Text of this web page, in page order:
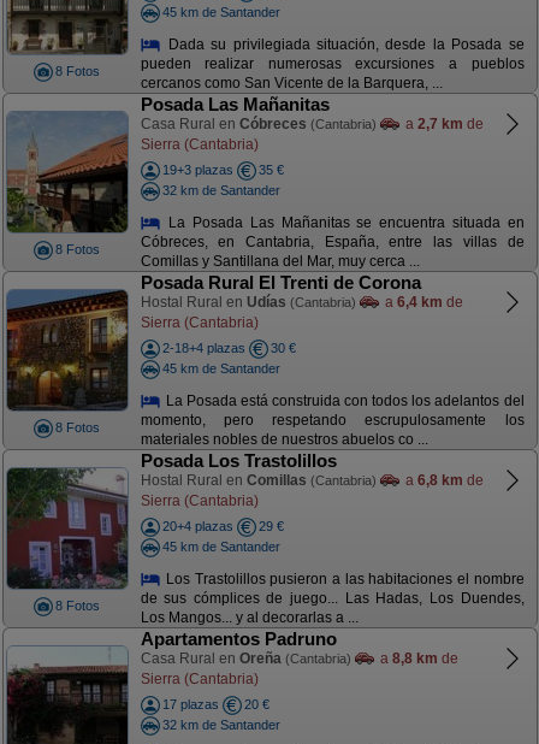
8 Fotos
45 km de Santander
Dada su privilegiada situación, desde la Posada se
pueden realizar numerosas excursiones a pueblos
cercanos como San Vicente de la Barquera, ...
8 Fotos
Posada Las Mañanitas
Casa Rural en Cóbreces (Cantabria) a 2,7 km de
Sierra (Cantabria)
19+3 plazas
35 €
32 km de Santander
La Posada Las Mañanitas se encuentra situada en
Cóbreces, en Cantabria, España, entre las villas de
Comillas y Santillana del Mar, muy cerca ...
8 Fotos
Posada Rural El Trenti de Corona
Hostal Rural en Udías (Cantabria) a 6,4 km de
Sierra (Cantabria)
2-18+4 plazas
30 €
45 km de Santander
La Posada está construida con todos los adelantos del
momento, pero respetando escrupulosamente los
materiales nobles de nuestros abuelos co ...
8 Fotos
Posada Los Trastolillos
Hostal Rural en Comillas (Cantabria) a 6,8 km de
Sierra (Cantabria)
20+4 plazas
29 €
45 km de Santander
Los Trastolillos pusieron a las habitaciones el nombre
de sus cómplices de juego... Las Hadas, Los Duendes,
Los Mangos... y al decorarlas a ...
Apartamentos Padruno
Casa Rural en Oreña (Cantabria) a 8,8 km de
Sierra (Cantabria)
17 plazas
20 €
32 km de Santander